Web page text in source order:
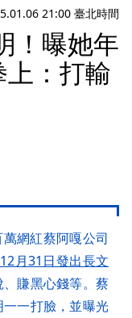
21:00 臺北時間
！曝她年
：打輸
網紅蔡阿嘎公司
月31日發出長文
賺黑心錢等。蔡
一打臉，並曝光